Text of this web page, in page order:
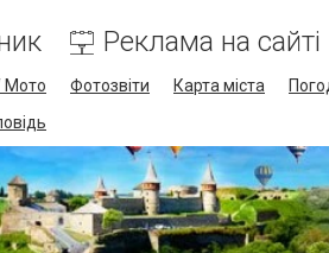
Реклама на сайті
Мото Фотозвіти Карта міста